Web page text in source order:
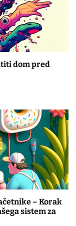
dom pred
– Korak
sistem za